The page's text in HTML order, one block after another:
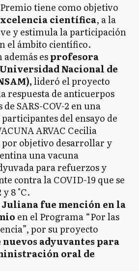
tiene como objetivo
científica, a la
y estimula la participación
el ámbito científico.
esprofesora
Nacional de
lideró el proyecto
respuesta de anticuerpos
SARS-COV-2 en una
del ensayo de
ARVAC Cecilia
por objetivo desarrollar y
una vacuna
para refuerzos y
contra la COVID-19 que se
8 °C.
Juliana fue mención en la
en el Programa “Por las
por su proyecto
adyuvantes para
oral de